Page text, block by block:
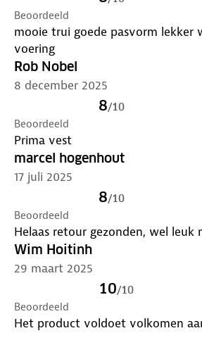
Beoordeeld
mooie trui goede pasvorm lekker
voering
Rob Nobel
8 december 2025
8/10
Beoordeeld
Prima vest
marcel hogenhout
17 juli 2025
8/10
Beoordeeld
Helaas retour gezonden, wel leuk
Wim Hoitinh
29 maart 2025
10/10
Beoordeeld
Het product voldoet volkomen